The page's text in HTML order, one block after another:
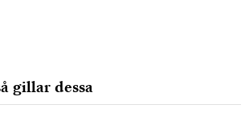
gillar dessa